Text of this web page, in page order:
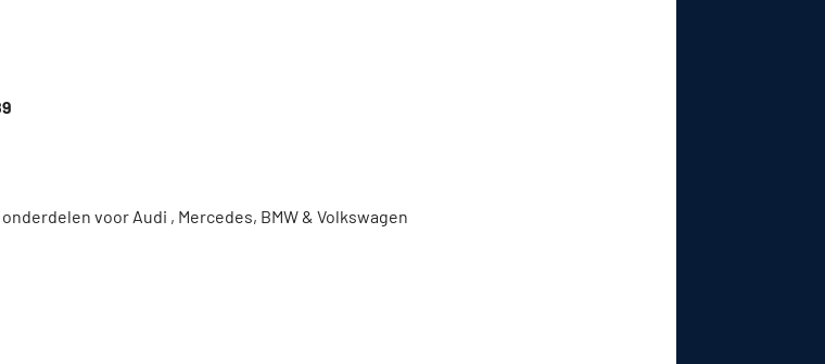
voor Audi , Mercedes, BMW & Volkswagen